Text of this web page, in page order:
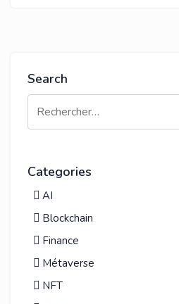
Search
Categories
AI
Blockchain
Finance
Métaverse
NFT